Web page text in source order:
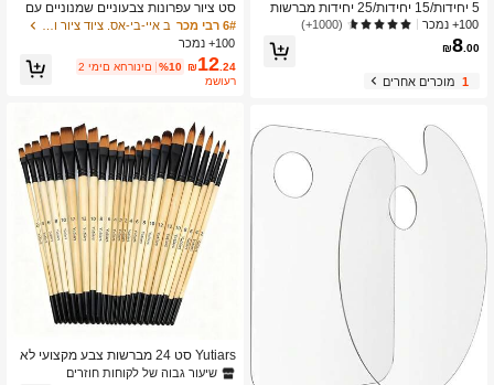
5 יחידות/15 יחידות/25 יחידות מברשות
ספוג צהובות לפרויקטי גרפיטי, ציור ואמנו
ת - ראש פטריות עגול
100+ נמכר (1000+)
₪8.00
1מוכרים אחרים
סט ציור עפרונות צבעוניים שמנוניים עם
120 צבעים, שילוב מברשות לציור בצבעי
מים מקצועי, סט עפרונות צבעוניים מעץ,
ם דו-קצוותיים, עטי Liner בעלי קצה רך,
ציוד לאמנות
6# רבי מכר
100+ נמכר
₪12.24
%10
2 ימים אחרונים
משוער
Yutiars סט 24 מברשות צבע מקצועי לא
מנים - מברשות ניילון מתקדמות הכוללות
שיעור גבוה של לקוחות חוזרים